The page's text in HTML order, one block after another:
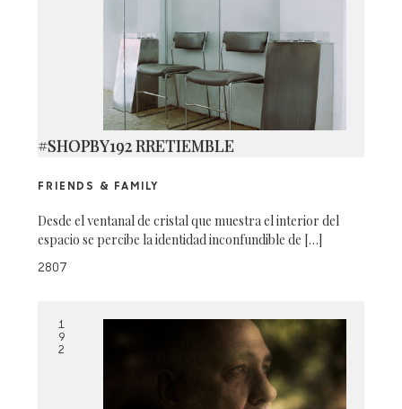
#SHOPBY192 RRETIEMBLE
FRIENDS & FAMILY
Desde el ventanal de cristal que muestra el interior del
espacio se percibe la identidad inconfundible de […]
2807
1
9
2